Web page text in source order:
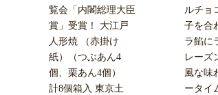
覧会「内閣総理大臣
賞」受賞！ 大江戸
人形焼 （赤掛け
紙）（つぶあん4
個、栗あん4個）
計8個箱入 東京土
ルチョ
子を合
ラ餡に
レーズ
風な味
ータイ